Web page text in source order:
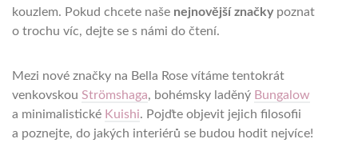
kouzlem. Pokud chcete naše nejnovější značkypoznat
o trochu víc, dejte se s námi do čtení.
Mezi nové značky na Bella Rose vítáme tentokrát
venkovskou Strömshaga, bohémsky laděný Bungalow
a minimalistické Kuishi. Pojďte objevit jejich filosofii
a poznejte, do jakých interiérů se budou hodit nejvíce!